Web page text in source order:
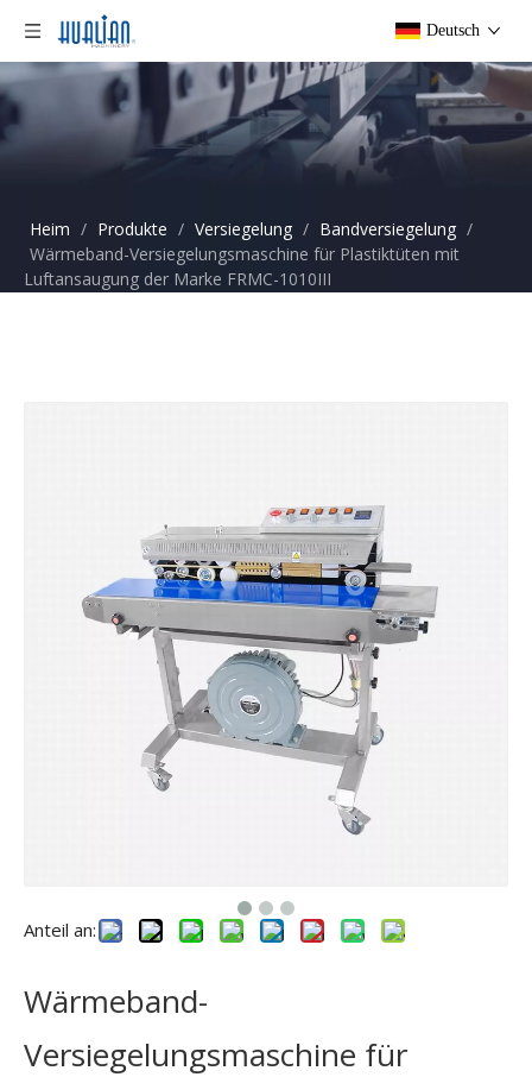
Deutsch
Heim / Produkte / Versiegelung / Bandversiegelung /
Wärmeband-Versiegelungsmaschine für Plastiktüten mit
Luftansaugung der Marke FRMC-1010III
Anteil an:
Wärmeband-
Versiegelungsmaschine für